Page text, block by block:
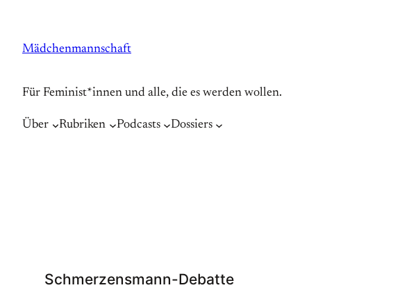
springen
Mädchenmannschaft
Für Feminist*innen und alle, die es werden wollen.
Über Rubriken Podcasts Dossiers
Schmerzensmann-Debatte